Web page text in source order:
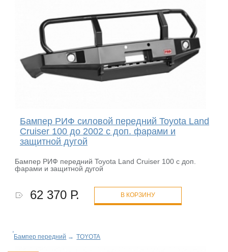
Бампер РИФ силовой передний Toyota Land
Cruiser 100 до 2002 с доп. фарами и
защитной дугой
Бампер РИФ передний Toyota Land Cruiser 100 с доп.
фарами и защитной дугой
62 370 Р. В КОРЗИНУ
Бампер передний → TOYOTA